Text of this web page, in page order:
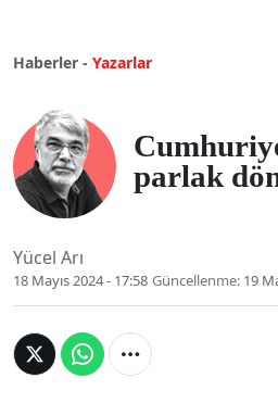
Haberler - Yazarlar
parlak
Yücel Arı
18 Mayıs 2024 - 17:58 Güncellenme: 19